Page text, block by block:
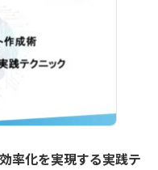
率化を実現する実践テ